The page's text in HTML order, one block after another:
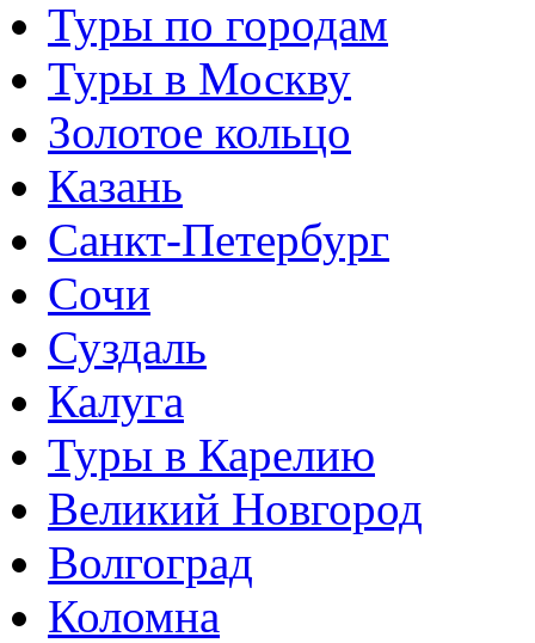
Туры по городам
Туры в Москву
Золотое кольцо
Казань
Санкт-Петербург
Сочи
Суздаль
Калуга
Туры в Карелию
Великий Новгород
Волгоград
Коломна